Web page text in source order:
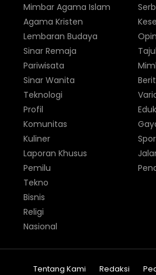
Mimbar Agama Islam
Agama Kristen
Lembaran Budaya
Sinar Remaja
Pariwisata
Sinar Wanita
Teknologi
Profil
Komunitas
Kuliner
Laporan Khusus
Pemilu
Tekno
Bisnis
Religi
Nasional
Tentang Kami Redaksi